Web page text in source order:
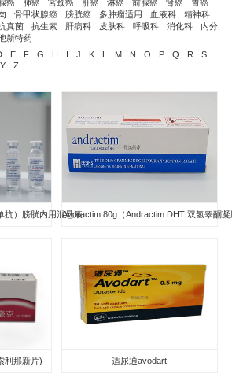
癌 肺癌 宮颈癌 肝癌 淋癌 前腺癌 肾癌
胃癌
骨甲状腺癌 膀胱癌 多肿瘤适用 血液科
精神科
真菌 抗生素 肝病科 皮肤科 呼吸科 消化科
内分
新特药
E F G H I J K L M N O P Q R
S
Y Z
抗）膀胱内用混悬液Andractim 80g（Andractim DHT 双氢睾酮
利那新片) 适尿通avodart